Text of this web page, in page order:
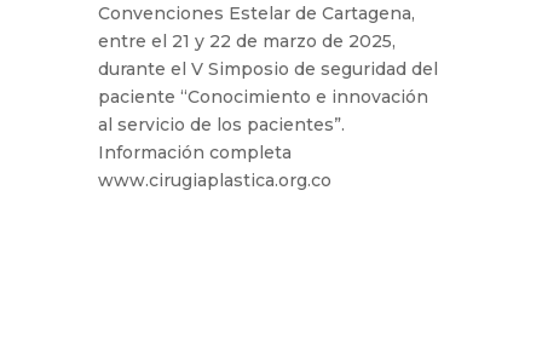
Convenciones Estelar de Cartagena,
entre el 21 y 22 de marzo de 2025,
durante el V Simposio de seguridad del
paciente “Conocimiento e innovación
al servicio de los pacientes”.
Información completa
www.cirugiaplastica.org.co